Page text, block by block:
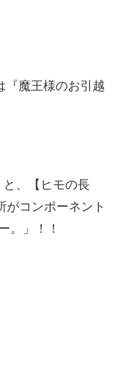
『魔王様のお引越
、【ヒモの長
がコンポーネント
。」！！